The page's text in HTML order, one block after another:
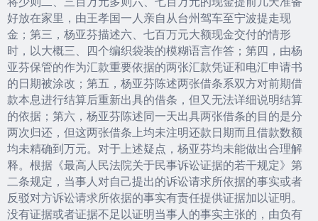
好放在家里，由王孝国一人亲自从台州驾车至宁波提走现
金；第三，杨亚芬描述六、七百万元大额现金交付的情形
时，以大概三、四个编织袋装的模糊语言作答；第四，由杨
亚芬保管的作为汇款重要依据的两张汇款凭证和电汇申请书
的日期被涂改；第五，杨亚芬陈述两张借条系双方对前期借
款本息进行结算后重新出具的借条，但又无法详细说明结算
的依据；第六，杨亚芬陈述同一天出具两张借条的目的是分
两次归还，但这两张借条上均未注明还款日期而且借款数额
均未精确到万元。对于上述疑点，杨亚芬均未能做出合理解
释。根据《最高人民法院关于民事诉讼证据的若干规定》第
二条规定，当事人对自己提出的诉讼请求所依据的事实或者
反驳对方诉讼请求所依据的事实有责任提供证据加以证明。
没有证据或者证据不足以证明当事人的事实主张的，由负有